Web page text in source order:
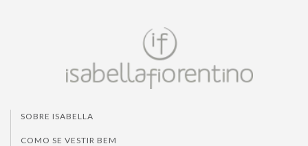
SOBRE ISABELLA
COMO SE VESTIR BEM